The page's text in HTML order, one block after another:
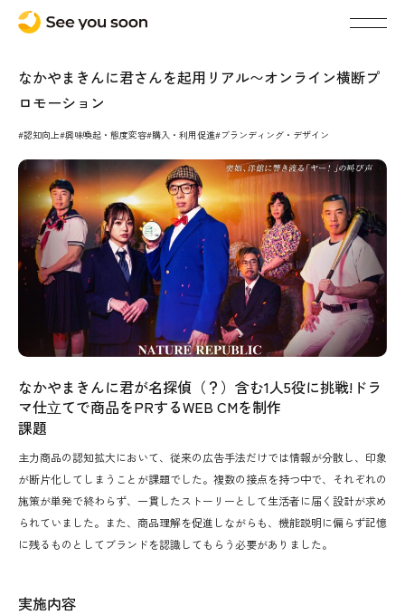
なかやまきんに君さんを起用リアル〜オンライン横断プ
ロモーション
#認知向上#興味喚起・態度変容#購入・利用促進#ブランディング・デザイン
なかやまきんに君が名探偵（？）含む1人5役に挑戦!ドラ
マ仕⽴てで商品をPRするWEB CMを制作
課題
主力商品の認知拡大において、従来の広告手法だけでは情報が分散し、印象
が断片化してしまうことが課題でした。複数の接点を持つ中で、それぞれの
施策が単発で終わらず、一貫したストーリーとして生活者に届く設計が求め
られていました。また、商品理解を促進しながらも、機能説明に偏らず記憶
に残るものとしてブランドを認識してもらう必要がありました。
実施内容